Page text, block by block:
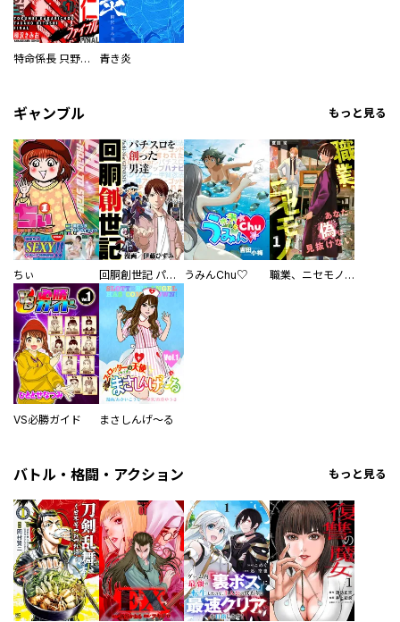
特命係長 只野仁ファイナル 愛蔵版 青き炎
ギャンブル もっと見る
ちぃ 回胴創世記 パチスロを創った男達 うみんChu♡ 職業、ニセモノ～あなたに偽は見抜けない【電子単行本版】
VS必勝ガイド まさしんげ～る
バトル・格闘・アクション もっと見る